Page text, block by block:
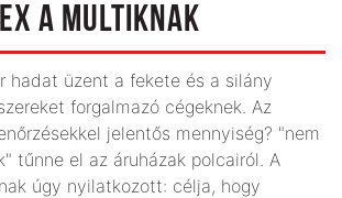
A MULTIKNAK
hadat üzent a fekete és a silány
forgalmazó cégeknek. Az
jelentős mennyiség? "nem
tűnne el az áruházak polcairól. A
úgy nyilatkozott: célja, hogy